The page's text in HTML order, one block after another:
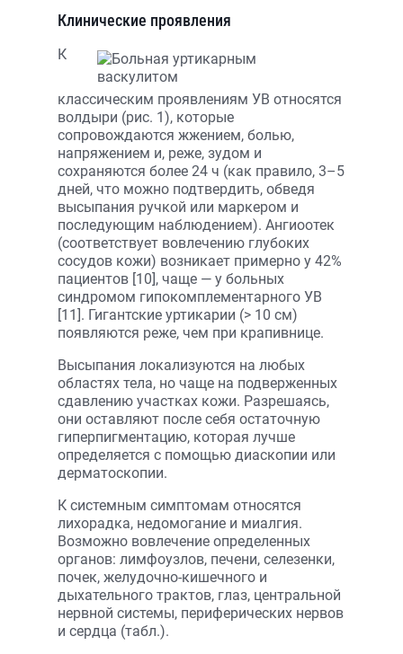
Клинические проявления
К
классическим проявлениям УВ относятся
волдыри (рис. 1), которые
сопровождаются жжением, болью,
напряжением и, реже, зудом и
сохраняются более 24 ч (как правило, 3–5
дней, что можно подтвердить, обведя
высыпания ручкой или маркером и
последующим наблюдением). Ангиоотек
(соответствует вовлечению глубоких
сосудов кожи) возникает примерно у 42%
пациентов [10], чаще — у больных
синдромом гипокомплементарного УВ
[11]. Гигантские уртикарии (> 10 см)
появляются реже, чем при крапивнице.
Высыпания локализуются на любых
областях тела, но чаще на подверженных
сдавлению участках кожи. Разрешаясь,
они оставляют после себя остаточную
гиперпигментацию, которая лучше
определяется с помощью диаскопии или
дерматоскопии.
К системным симптомам относятся
лихорадка, недомогание и миалгия.
Возможно вовлечение определенных
органов: лимфоузлов, печени, селезенки,
почек, желудочно-кишечного и
дыхательного трактов, глаз, центральной
нервной системы, периферических нервов
и сердца (табл.).